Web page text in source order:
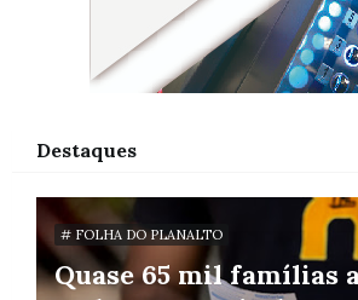
Destaques
# FOLHA DO PLANALTO
Quase 65 mil famílias